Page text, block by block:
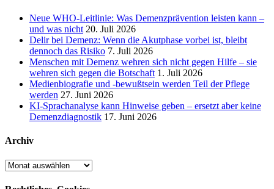
Neue WHO-Leitlinie: Was Demenzprävention leisten kann –
und was nicht 20. Juli 2026
Delir bei Demenz: Wenn die Akutphase vorbei ist, bleibt
dennoch das Risiko 7. Juli 2026
Menschen mit Demenz wehren sich nicht gegen Hilfe – sie
wehren sich gegen die Botschaft 1. Juli 2026
Medienbiografie und -bewußtsein werden Teil der Pflege
werden 27. Juni 2026
KI-Sprachanalyse kann Hinweise geben – ersetzt aber keine
Demenzdiagnostik 17. Juni 2026
Archiv
Archiv